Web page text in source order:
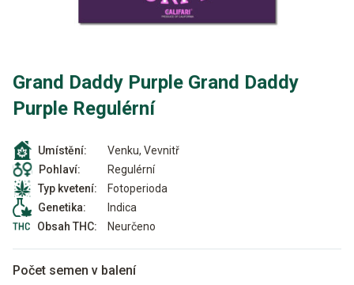
Grand Daddy Purple Grand Daddy
Purple Regulérní
Umístění:
Venku, Vevnitř
Pohlaví:
Regulérní
Typ kvetení:
Fotoperioda
Genetika:
Indica
Obsah THC:
Neurčeno
Počet semen v balení